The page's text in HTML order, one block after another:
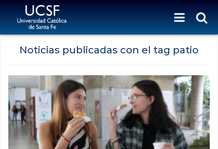
Noticias publicadas con el tag patio